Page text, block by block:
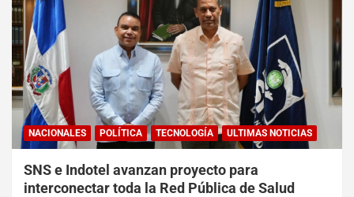
NACIONALES POLÍTICA TECNOLOGÍA ULTIMAS NOTICIAS
SNS e Indotel avanzan proyecto para
interconectar toda la Red Pública de Salud